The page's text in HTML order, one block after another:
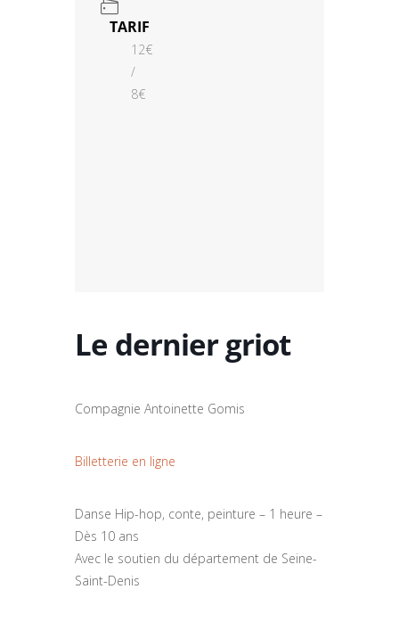
TARIF
12€
/
8€
Le dernier griot
Compagnie Antoinette Gomis
Billetterie en ligne
Danse Hip-hop, conte, peinture – 1 heure –
Dès 10 ans
Avec le soutien du département de Seine-
Saint-Denis